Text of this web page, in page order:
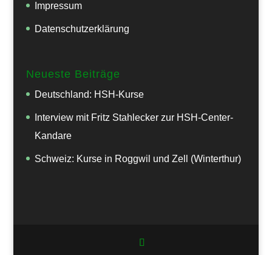
Impressum
Datenschutzerklärung
Neueste Beiträge
Deutschland: HSH-Kurse
Interview mit Fritz Stahlecker zur HSH-Center-
Kandare
Schweiz: Kurse in Roggwil und Zell (Winterthur)